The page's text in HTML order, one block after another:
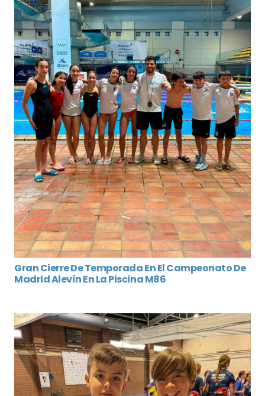
Gran Cierre De Temporada En El Campeonato De
Madrid Alevín En La Piscina M86